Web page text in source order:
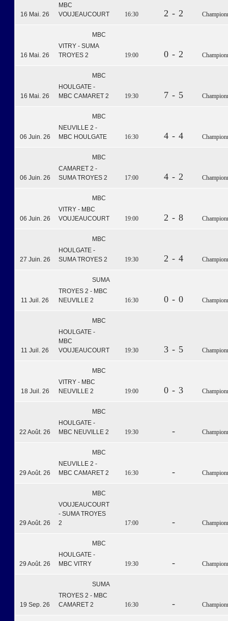
16 Mai. 26
MBC
VOUJEAUCOURT
16:30 2 - 2
16 Mai. 26
MBC
VITRY - SUMA
TROYES 2
19:00 0 - 2
16 Mai. 26
MBC
HOULGATE -
MBC CAMARET 2
19:30 7 - 5
06 Juin. 26
MBC
NEUVILLE 2 -
MBC HOULGATE
16:30 4 - 4
06 Juin. 26
MBC
CAMARET 2 -
SUMA TROYES 2
17:00 4 - 2
06 Juin. 26
MBC
VITRY - MBC
VOUJEAUCOURT
19:00 2 - 8
27 Juin. 26
MBC
HOULGATE -
SUMA TROYES 2
19:30 2 - 4
11 Juil. 26
SUMA
TROYES 2 - MBC
NEUVILLE 2
16:30 0 - 0
11 Juil. 26
MBC
HOULGATE -
MBC
VOUJEAUCOURT
19:30 3 - 5
18 Juil. 26
MBC
VITRY - MBC
NEUVILLE 2
19:00 0 - 3
22 Août. 26
MBC
HOULGATE -
MBC NEUVILLE 2
19:30 -
29 Août. 26
MBC
NEUVILLE 2 -
MBC CAMARET 2
16:30 -
29 Août. 26
MBC
VOUJEAUCOURT
- SUMA TROYES
2
17:00 -
29 Août. 26
MBC
HOULGATE -
MBC VITRY
19:30 -
19 Sep. 26
SUMA
TROYES 2 - MBC
CAMARET 2
16:30 -